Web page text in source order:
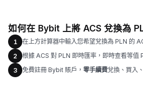
如何在 Bybit 上將 ACS 兌換為
1
在上方計算器中輸入您希望兌換為 PLN 的
2
根據 ACS 對 PLN 即時匯率，即時查看等值
3
免費註冊 Bybit 賬戶， 零手續費兌換、買入